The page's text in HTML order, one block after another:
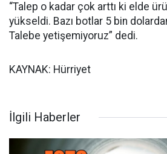
“Talep o kadar çok arttı ki elde
yükseldi. Bazı botlar 5 bin
Talebe yetişemiyoruz” dedi.
KAYNAK: Hürriyet
İlgili Haberler